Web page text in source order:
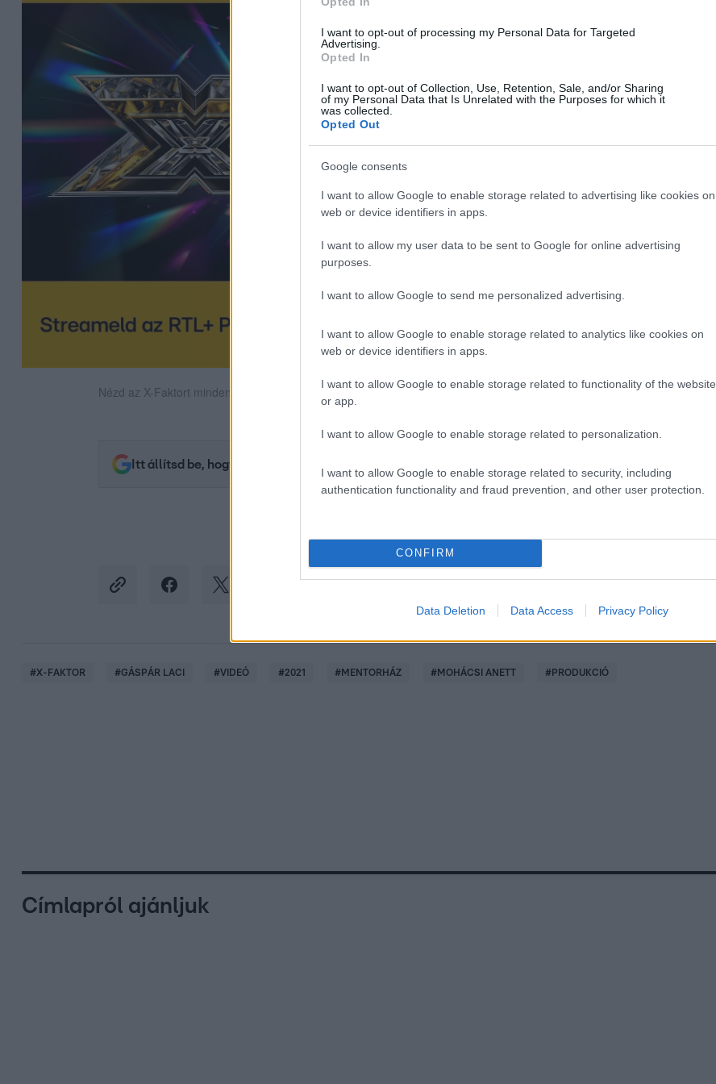
I want to opt-out of processing my Personal Data for Targeted
Advertising.
Opted In
I want to opt-out of Collection, Use, Retention, Sale, and/or Sharing
of my Personal Data that Is Unrelated with the Purposes for which it
was collected.
Opted Out
Google consents
I want to allow Google to enable storage related to advertising like cookies on
web or device identifiers in apps.
I want to allow my user data to be sent to Google for online advertising
purposes.
I want to allow Google to send me personalized advertising.
I want to allow Google to enable storage related to analytics like cookies on
web or device identifiers in apps.
I want to allow Google to enable storage related to functionality of the website
or app.
I want to allow Google to enable storage related to personalization.
I want to allow Google to enable storage related to security, including
authentication functionality and fraud prevention, and other user protection.
CONFIRM
Data Deletion Data Access Privacy Policy
Nézd az X-Faktort minden szombat este az RTL-en vagy online RTL+ Premiumon!
Itt állítsd be, hogy az RTL.hu az elsők között legyen a Google-találatokban!
#X-FAKTOR #GÁSPÁR LACI #VIDEÓ #2021 #MENTORHÁZ #MOHÁCSI ANETT #PRODUKCIÓ
Címlapról ajánljuk